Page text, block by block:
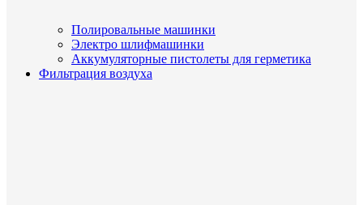
Полировальные машинки
Электро шлифмашинки
Аккумуляторные пистолеты для герметика
Фильтрация воздуха